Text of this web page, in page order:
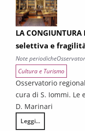
LA CONGIUNTURA
selettiva e
Note periodiche
Cultura e Turismo
Osservatorio
cura di S. Iommi. Le
D. Marinari
Leggi...
LA CONGIUNTURA